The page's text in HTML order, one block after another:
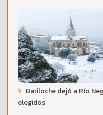
Bariloche dejó a Río
elegidos